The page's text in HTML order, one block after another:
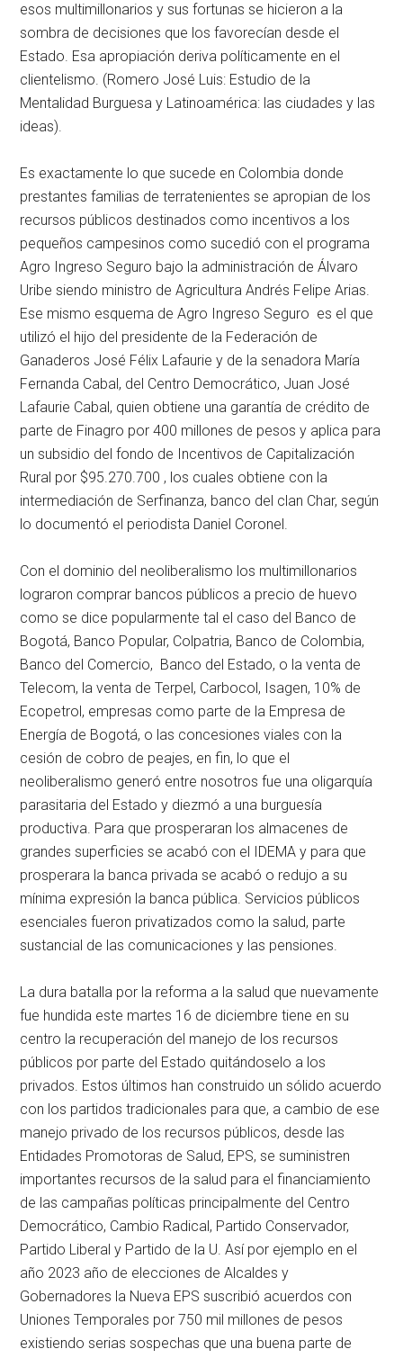
esos multimillonarios y sus fortunas se hicieron a la
sombra de decisiones que los favorecían desde el
Estado. Esa apropiación deriva políticamente en el
clientelismo. (Romero José Luis: Estudio de la
Mentalidad Burguesa y Latinoamérica: las ciudades y las
ideas).
Es exactamente lo que sucede en Colombia donde
prestantes familias de terratenientes se apropian de los
recursos públicos destinados como incentivos a los
pequeños campesinos como sucedió con el programa
Agro Ingreso Seguro bajo la administración de Álvaro
Uribe siendo ministro de Agricultura Andrés Felipe Arias.
Ese mismo esquema de Agro Ingreso Seguro es el que
utilizó el hijo del presidente de la Federación de
Ganaderos José Félix Lafaurie y de la senadora María
Fernanda Cabal, del Centro Democrático, Juan José
Lafaurie Cabal, quien obtiene una garantía de crédito de
parte de Finagro por 400 millones de pesos y aplica para
un subsidio del fondo de Incentivos de Capitalización
Rural por $95.270.700 , los cuales obtiene con la
intermediación de Serfinanza, banco del clan Char, según
lo documentó el periodista Daniel Coronel.
Con el dominio del neoliberalismo los multimillonarios
lograron comprar bancos públicos a precio de huevo
como se dice popularmente tal el caso del Banco de
Bogotá, Banco Popular, Colpatria, Banco de Colombia,
Banco del Comercio, Banco del Estado, o la venta de
Telecom, la venta de Terpel, Carbocol, Isagen, 10% de
Ecopetrol, empresas como parte de la Empresa de
Energía de Bogotá, o las concesiones viales con la
cesión de cobro de peajes, en fin, lo que el
neoliberalismo generó entre nosotros fue una oligarquía
parasitaria del Estado y diezmó a una burguesía
productiva. Para que prosperaran los almacenes de
grandes superficies se acabó con el IDEMA y para que
prosperara la banca privada se acabó o redujo a su
mínima expresión la banca pública. Servicios públicos
esenciales fueron privatizados como la salud, parte
sustancial de las comunicaciones y las pensiones.
La dura batalla por la reforma a la salud que nuevamente
fue hundida este martes 16 de diciembre tiene en su
centro la recuperación del manejo de los recursos
públicos por parte del Estado quitándoselo a los
privados. Estos últimos han construido un sólido acuerdo
con los partidos tradicionales para que, a cambio de ese
manejo privado de los recursos públicos, desde las
Entidades Promotoras de Salud, EPS, se suministren
importantes recursos de la salud para el financiamiento
de las campañas políticas principalmente del Centro
Democrático, Cambio Radical, Partido Conservador,
Partido Liberal y Partido de la U. Así por ejemplo en el
año 2023 año de elecciones de Alcaldes y
Gobernadores la Nueva EPS suscribió acuerdos con
Uniones Temporales por 750 mil millones de pesos
existiendo serias sospechas que una buena parte de